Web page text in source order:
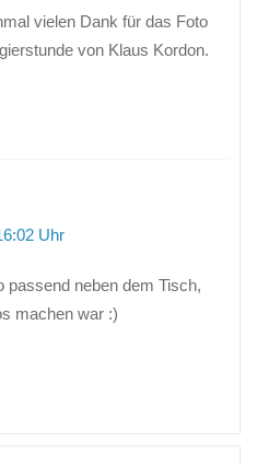
vielen Dank für das Foto
von Klaus Kordon.
Uhr
passend neben dem Tisch,
machen war :)